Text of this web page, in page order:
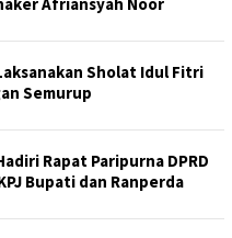
Sholat Idul Fitri
Semurup
Rapat Paripurna DPRD
Bupati dan Ranperda